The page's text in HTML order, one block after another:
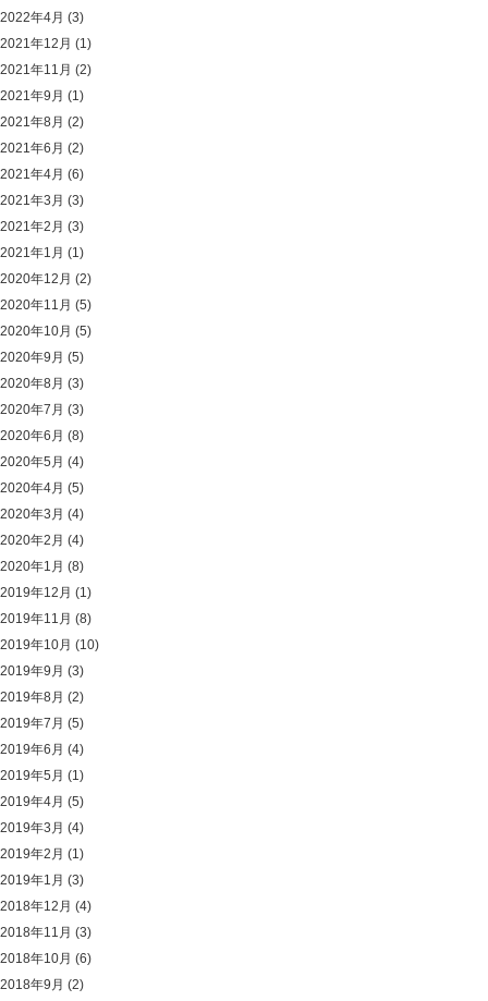
2022年4月 (3)
2021年12月 (1)
2021年11月 (2)
2021年9月 (1)
2021年8月 (2)
2021年6月 (2)
2021年4月 (6)
2021年3月 (3)
2021年2月 (3)
2021年1月 (1)
2020年12月 (2)
2020年11月 (5)
2020年10月 (5)
2020年9月 (5)
2020年8月 (3)
2020年7月 (3)
2020年6月 (8)
2020年5月 (4)
2020年4月 (5)
2020年3月 (4)
2020年2月 (4)
2020年1月 (8)
2019年12月 (1)
2019年11月 (8)
2019年10月 (10)
2019年9月 (3)
2019年8月 (2)
2019年7月 (5)
2019年6月 (4)
2019年5月 (1)
2019年4月 (5)
2019年3月 (4)
2019年2月 (1)
2019年1月 (3)
2018年12月 (4)
2018年11月 (3)
2018年10月 (6)
2018年9月 (2)